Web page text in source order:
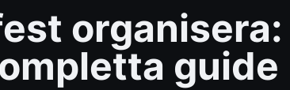
organisera:
guide